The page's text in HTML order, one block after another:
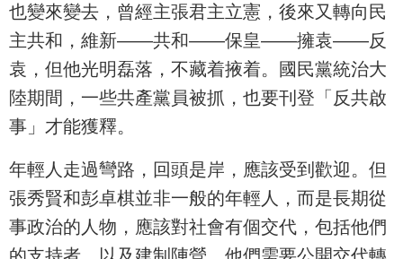
也變來變去，曾經主張君主立憲，後來又轉向民
主共和，維新——共和——保皇——擁袁——反
袁，但他光明磊落，不藏着掖着。國民黨統治大
陸期間，一些共產黨員被抓，也要刊登「反共啟
事」才能獲釋。
年輕人走過彎路，回頭是岸，應該受到歡迎。但
張秀賢和彭卓棋並非一般的年輕人，而是長期從
事政治的人物，應該對社會有個交代，包括他們